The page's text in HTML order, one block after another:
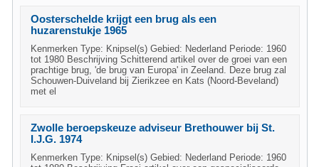
Oosterschelde krijgt een brug als een
huzarenstukje 1965
Kenmerken Type: Knipsel(s) Gebied: Nederland Periode: 1960
tot 1980 Beschrijving Schitterend artikel over de groei van een
prachtige brug, 'de brug van Europa' in Zeeland. Deze brug zal
Schouwen-Duiveland bij Zierikzee en Kats (Noord-Beveland)
met el
Zwolle beroepskeuze adviseur Brethouwer bij St.
I.J.G. 1974
Kenmerken Type: Knipsel(s) Gebied: Nederland Periode: 1960